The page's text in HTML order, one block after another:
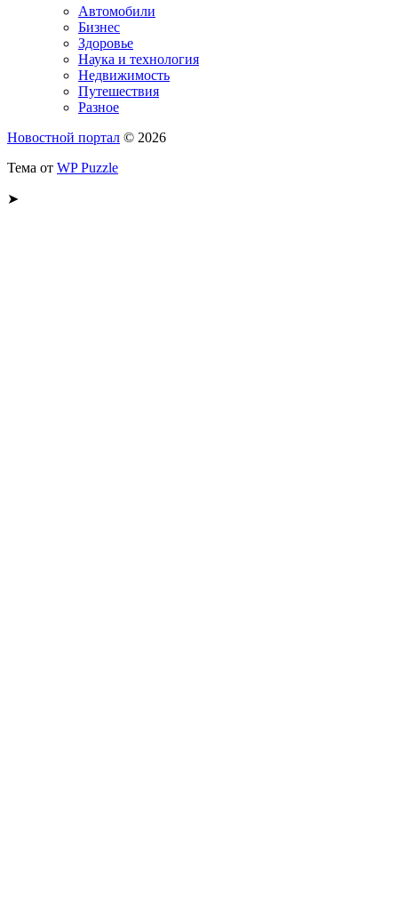
Автомобили
Бизнес
Здоровье
Наука и технология
Недвижимость
Путешествия
Разное
Новостной портал © 2026
Тема от WP Puzzle
➤